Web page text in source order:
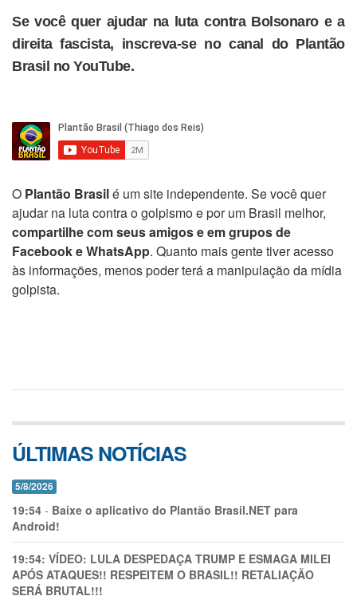
Se você quer ajudar na luta contra Bolsonaro e a
direita fascista, inscreva-se no canal do Plantão
Brasil no YouTube.
O Plantão Brasilé um site independente. Se você quer
ajudar na luta contra o golpismo e por um Brasil melhor,
compartilhe com seus amigos e em grupos de
Facebook e WhatsApp. Quanto mais gente tiver acesso
às informações, menos poder terá a manipulação da mídia
golpista.
ÚLTIMAS NOTÍCIAS
5/8/2026
19:54 - Baixe o aplicativo do Plantão Brasil.NET para
Android!
19:54: VÍDEO: LULA DESPEDAÇA TRUMP E ESMAGA MILEI
APÓS ATAQUES!! RESPEITEM O BRASIL!! RETALIAÇÃO
SERÁ BRUTAL!!!